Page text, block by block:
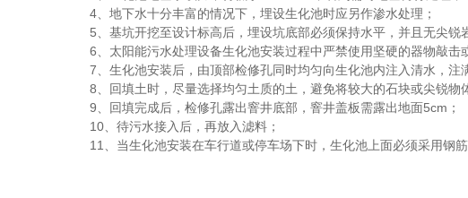
4、地下水十分丰富的情况下，埋设生化池时应另作渗水处理；
5、基坑开挖至设计标高后，埋设坑底部必须保持水平，并且无尖锐
6、太阳能污水处理设备生化池安装过程中严禁使用坚硬的器物敲击
7、生化池安装后，由顶部检修孔同时均匀向生化池内注入清水，注
8、回填土时，尽量选择均匀土质的土，避免将较大的石块或尖锐物
9、回填完成后，检修孔露出窨井底部，窨井盖板需露出地面5cm；
10、待污水接入后，再放入滤料；
11、当生化池安装在车行道或停车场下时，生化池上面必须采用钢筋